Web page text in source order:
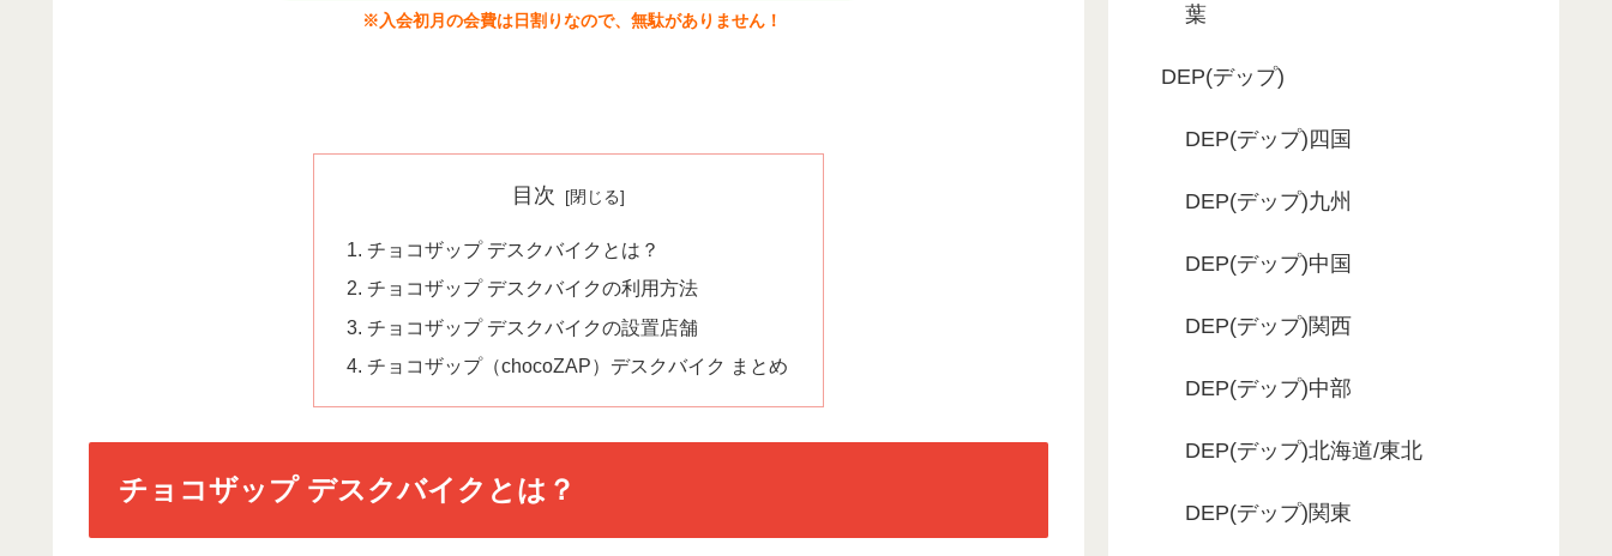
※入会初月の会費は日割りなので、無駄がありません！
目次
チョコザップ デスクバイクとは？
チョコザップ デスクバイクの利用方法
チョコザップ デスクバイクの設置店舗
チョコザップ（chocoZAP）デスクバイク まとめ
チョコザップ デスクバイクとは？
葉
DEP(デップ)
DEP(デップ)四国
DEP(デップ)九州
DEP(デップ)中国
DEP(デップ)関西
DEP(デップ)中部
DEP(デップ)北海道/東北
DEP(デップ)関東